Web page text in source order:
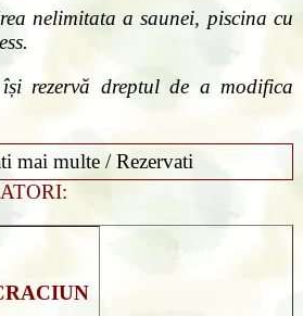
nelimitata a saunei, piscina cu
rezervă dreptul de a modifica
mai multe / Rezervati